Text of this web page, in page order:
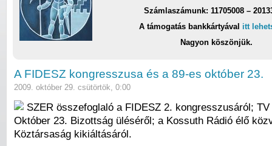
Számlaszámunk: 11705008 –
A támogatás bankkártyával itt
Nagyon köszönjük.
A FIDESZ kongresszusa és a 89-es október 23.
2009. október 29. csütörtök, 0:00
SZER összefoglaló a FIDESZ 2. kongresszusáról;
Október 23. Bizottság üléséről; a Kossuth Rádió élő
Köztársaság kikiáltásáról.